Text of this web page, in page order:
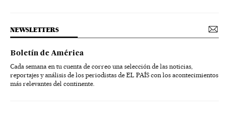
NEWSLETTERS
Boletín de América
Cada semana en tu cuenta de correo una selección de las noticias,
reportajes y análisis de los periodistas de EL PAÍS con los acontecimientos
más relevantes del continente.